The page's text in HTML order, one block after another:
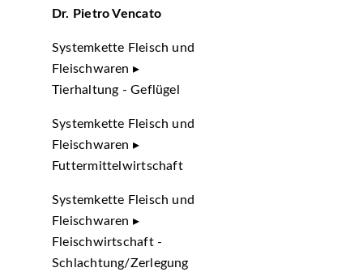
Dr. Pietro Vencato
Systemkette Fleisch und
Fleischwaren ▸
Tierhaltung - Geflügel
Systemkette Fleisch und
Fleischwaren ▸
Futtermittelwirtschaft
Systemkette Fleisch und
Fleischwaren ▸
Fleischwirtschaft -
Schlachtung/Zerlegung